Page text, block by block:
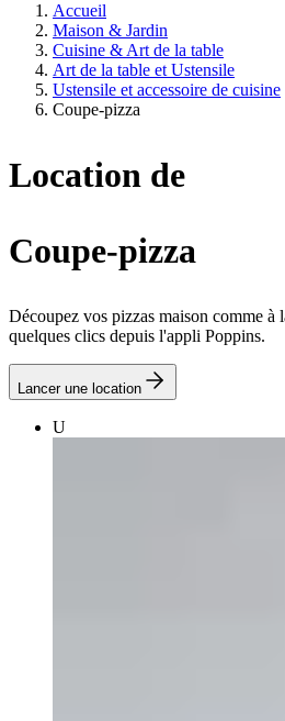
Accueil
Maison & Jardin
Cuisine & Art de la table
Art de la table et Ustensile
Ustensile et accessoire de cuisine
Coupe-pizza
Location de
Coupe-pizza
Découpez vos pizzas maison comme à
quelques clics depuis l'appli Poppins.
Lancer une location
U